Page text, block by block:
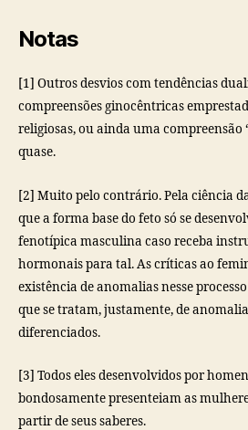
Notas
[1] Outros desvios com tendências
compreensões ginocêntricas
religiosas, ou ainda uma compreensão
quase.
[2] Muito pelo contrário. Pela ciência
que a forma base do feto só se
fenotípica masculina caso receba
hormonais para tal. As críticas ao
existência de anomalias nesse
que se tratam, justamente, de
diferenciados.
[3] Todos eles desenvolvidos por
bondosamente presenteiam as
partir de seus saberes.